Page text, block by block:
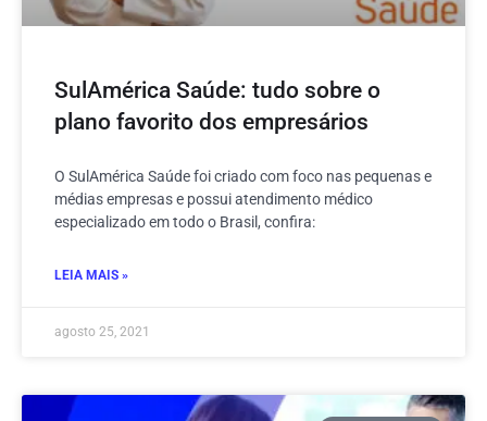
SulAmérica Saúde: tudo sobre o
plano favorito dos empresários
O SulAmérica Saúde foi criado com foco nas pequenas e
médias empresas e possui atendimento médico
especializado em todo o Brasil, confira:
LEIA MAIS »
agosto 25, 2021